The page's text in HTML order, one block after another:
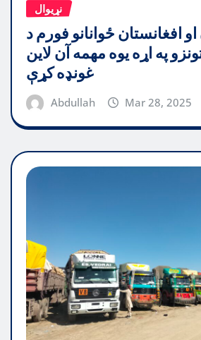
نړیوال
افغانستان ځوانانو فورم د
په اړه یوه مهمه آن لاین
غونډه کړې
Abdullah Mar 28, 2025